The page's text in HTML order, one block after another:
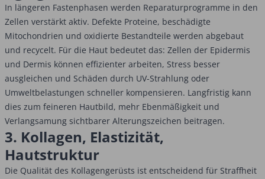
In längeren Fastenphasen werden Reparaturprogramme in den
Zellen verstärkt aktiv. Defekte Proteine, beschädigte
Mitochondrien und oxidierte Bestandteile werden abgebaut
und recycelt. Für die Haut bedeutet das: Zellen der Epidermis
und Dermis können effizienter arbeiten, Stress besser
ausgleichen und Schäden durch UV-Strahlung oder
Umweltbelastungen schneller kompensieren. Langfristig kann
dies zum feineren Hautbild, mehr Ebenmäßigkeit und
Verlangsamung sichtbarer Alterungszeichen beitragen.
3. Kollagen, Elastizität,
Hautstruktur
Die Qualität des Kollagengerüsts ist entscheidend für Straffheit